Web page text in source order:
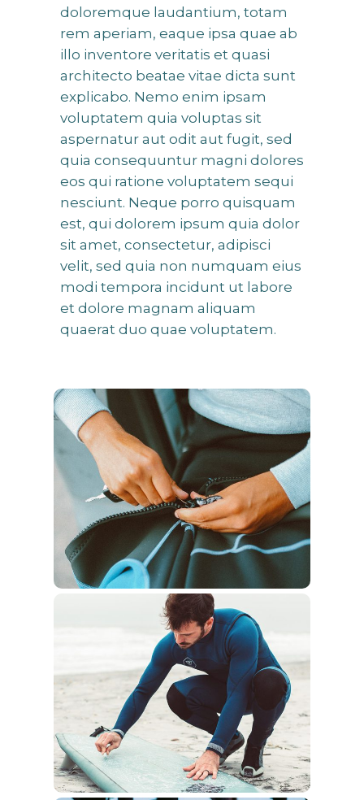
doloremque laudantium, totam
rem aperiam, eaque ipsa quae ab
illo inventore veritatis et quasi
architecto beatae vitae dicta sunt
explicabo. Nemo enim ipsam
voluptatem quia voluptas sit
aspernatur aut odit aut fugit, sed
quia consequuntur magni dolores
eos qui ratione voluptatem sequi
nesciunt. Neque porro quisquam
est, qui dolorem ipsum quia dolor
sit amet, consectetur, adipisci
velit, sed quia non numquam eius
modi tempora incidunt ut labore
et dolore magnam aliquam
quaerat duo quae voluptatem.